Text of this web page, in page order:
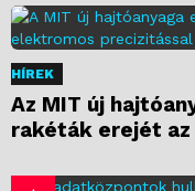
HÍREK
Az MIT új
rakéták erejét